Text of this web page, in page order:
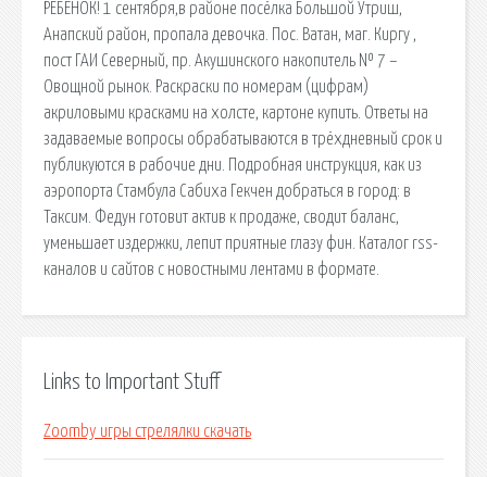
РЕБЁНОК! 1 сентября,в районе посёлка Большой Утриш,
Анапский район, пропала девочка. Пос. Ватан, маг. Киргу ,
пост ГАИ Северный, пр. Акушинского накопитель № 7 –
Овощной рынок. Раскраски по номерам (цифрам)
акриловыми красками на холсте, картоне купить. Ответы на
задаваемые вопросы обрабатываются в трёхдневный срок и
публикуются в рабочие дни. Подробная инструкция, как из
аэропорта Стамбула Сабиха Гекчен добраться в город: в
Таксим. Федун готовит актив к продаже, сводит баланс,
уменьшает издержки, лепит приятные глазу фин. Каталог rss-
каналов и сайтов с новостными лентами в формате.
Links to Important Stuff
Zoomby игры стрелялки скачать